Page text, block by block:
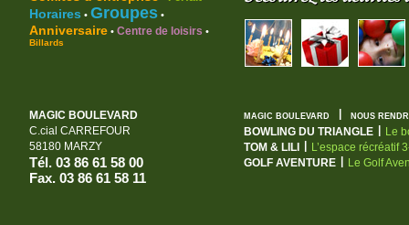
Horaires • Groupes •
Anniversaire • Centre de loisirs •
Billards
MAGIC BOULEVARD
C.cial CARREFOUR
58180 MARZY
Tél. 03 86 61 58 00
Fax. 03 86 61 58 11
MAGIC BOULEVARD | NOUS
BOWLING DU TRIANGLE | Le
TOM & LILI | L’espace récréatif
GOLF AVENTURE | Le Golf